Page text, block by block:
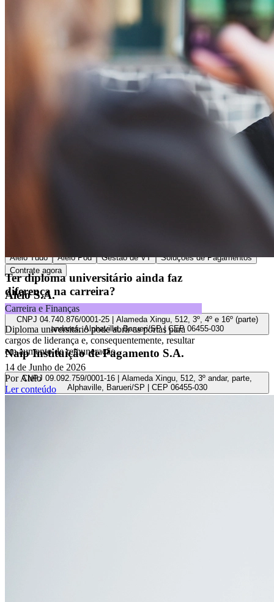
Ter diploma universitário ainda faz
diferença na carreira?
Carreira e Finanças
Diploma universitário pode abrir as portas para
cargos de liderança e, consequentemente, resultar
em aumento de remuneração.
14 de Junho de 2026
Por Alelo
Ler conteúdo
Institucional
Política de Privacidade
Alelo Tudo Alelo Pod Gestão de VT
Soluções de Pagamentos
Contrate agora
Alelo S.A.
CNPJ 04.740.876/0001-25 | Alameda Xingu, 512, 3º, 4º e 16º (parte)
andares, Alphaville, Barueri/SP | CEP 06455-030
Naip Instituição de Pagamento S.A.
CNPJ 09.092.759/0001-16 | Alameda Xingu, 512, 3º andar, parte,
Alphaville, Barueri/SP | CEP 06455-030